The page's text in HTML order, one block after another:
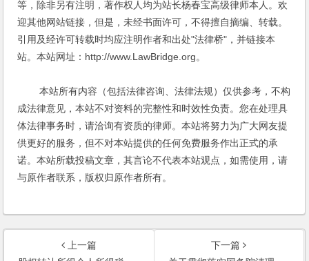
等，除非另有注明，著作权人均为站长杨春宝高级律师本人。欢
迎其他网站链接，但是，未经书面许可，不得擅自摘编、转载。
引用及经许可转载时均应注明作者和出处"法律桥"，并链接本
站。本站网址：http://www.LawBridge.org。
本站所有内容（包括法律咨询、法律法规）仅供参考，不构
成法律意见，本站不对资料的完整性和时效性负责。您在处理具
体法律事务时，请洽询有资质的律师。本站将努力为广大网友提
供更好的服务，但不对本站提供的任何免费服务作出正式的承
诺。本站所载投稿文章，其言论不代表本站观点，如需使用，请
与原作者联系，版权归原作者所有。
上一篇
下一篇